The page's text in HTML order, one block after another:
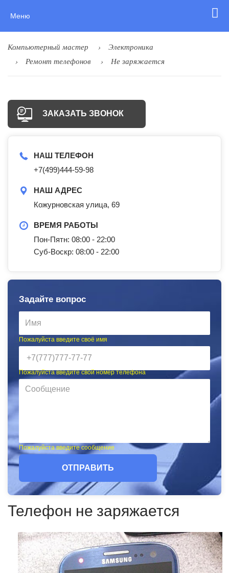
Меню
Компьютерный мастер
Электроника
Ремонт телефонов
Не заряжается
ЗАКАЗАТЬ ЗВОНОК
НАШ ТЕЛЕФОН
+7(499)444-59-98
НАШ АДРЕС
Кожурновская улица, 69
ВРЕМЯ РАБОТЫ
Пон-Пятн: 08:00 - 22:00
Суб-Воскр: 08:00 - 22:00
Задайте вопрос
Пожалуйста введите своё имя
Пожалуйста введите свой номер телефона
Пожалуйста введите сообщение
ОТПРАВИТЬ
Телефон не заряжается